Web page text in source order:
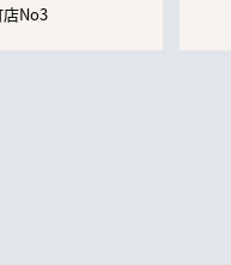
No3